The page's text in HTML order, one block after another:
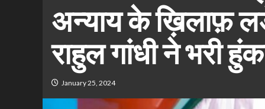
अन्याय के ख़िलाफ़
राहुल गांधी ने भरी
January 25, 2024